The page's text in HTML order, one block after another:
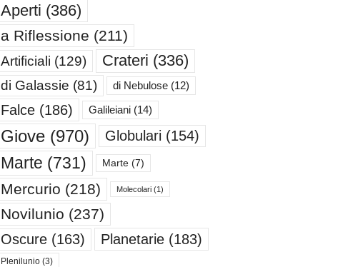
Aperti (386)
a Riflessione (211)
Artificiali (129) Crateri (336)
di Galassie (81) di Nebulose(12)
Falce(186) Galileiani(14)
Giove(970) Globulari (154)
Marte (731) Marte(7)
Mercurio (218) Molecolari(1)
Novilunio (237)
Oscure(163) Planetarie(183)
Plenilunio(3)